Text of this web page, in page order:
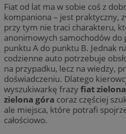
Fiat od lat ma w sobie coś z
kompaniona – jest praktyczny,
przy tym nie traci charakteru,
anonimowych samochodów do
punktu A do punktu B. Jednak
codzienne auto potrzebuje
na przypadku, lecz na wiedzy,
doświadczeniu. Dlatego
wyszukiwarkę frazyfiat
zielona góra coraz częściej
ale miejsca, które potrafi
całościowo.